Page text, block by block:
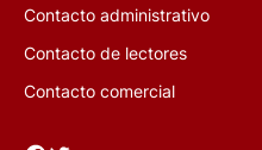
Contacto administrativo
Contacto de lectores
Contacto comercial